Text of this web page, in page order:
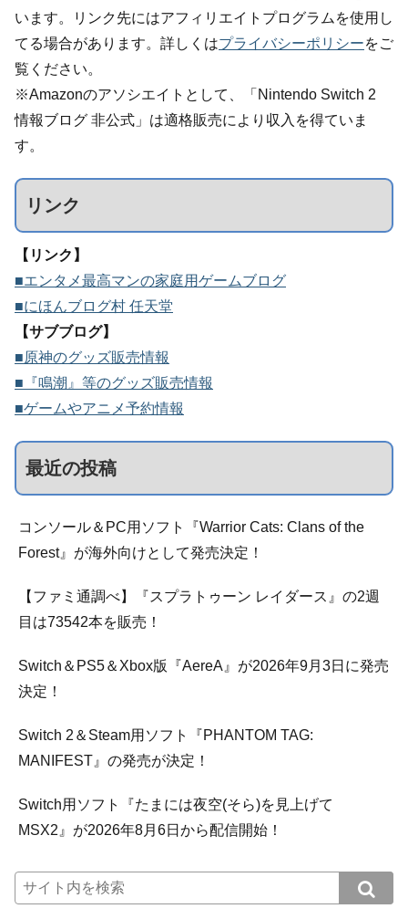
います。リンク先にはアフィリエイトプログラムを使用し
てる場合があります。詳しくはプライバシーポリシーをご
覧ください。
※Amazonのアソシエイトとして、「Nintendo Switch 2
情報ブログ 非公式」は適格販売により収入を得ていま
す。
リンク
【リンク】
■エンタメ最高マンの家庭用ゲームブログ
■にほんブログ村 任天堂
【サブブログ】
■原神のグッズ販売情報
■『鳴潮』等のグッズ販売情報
■ゲームやアニメ予約情報
最近の投稿
コンソール＆PC用ソフト『Warrior Cats: Clans of the
Forest』が海外向けとして発売決定！
【ファミ通調べ】『スプラトゥーン レイダース』の2週
目は73542本を販売！
Switch＆PS5＆Xbox版『AereA』が2026年9月3日に発売
決定！
Switch 2＆Steam用ソフト『PHANTOM TAG:
MANIFEST』の発売が決定！
Switch用ソフト『たまには夜空(そら)を見上げて
MSX2』が2026年8月6日から配信開始！